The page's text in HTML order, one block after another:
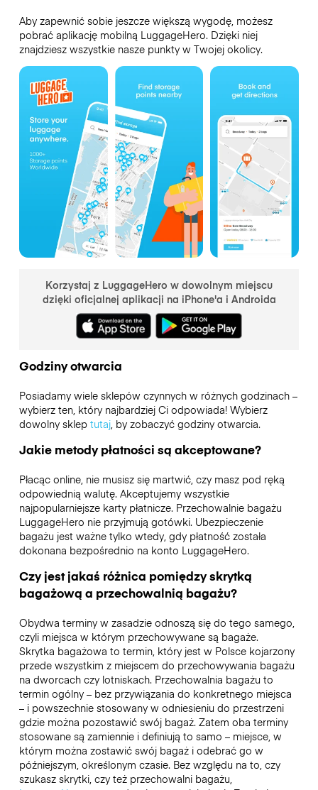
Aby zapewnić sobie jeszcze większą wygodę, możesz
pobrać aplikację mobilną LuggageHero. Dzięki niej
znajdziesz wszystkie nasze punkty w Twojej okolicy.
Korzystaj z LuggageHero w dowolnym miejscu
dzięki oficjalnej aplikacji na iPhone'a i Androida
Godziny otwarcia
Posiadamy wiele sklepów czynnych w różnych godzinach –
wybierz ten, który najbardziej Ci odpowiada! Wybierz
dowolny sklep tutaj, by zobaczyć godziny otwarcia.
Jakie metody płatności są akceptowane?
Płacąc online, nie musisz się martwić, czy masz pod ręką
odpowiednią walutę. Akceptujemy wszystkie
najpopularniejsze karty płatnicze. Przechowalnie bagażu
LuggageHero nie przyjmują gotówki. Ubezpieczenie
bagażu jest ważne tylko wtedy, gdy płatność została
dokonana bezpośrednio na konto LuggageHero.
Czy jest jakaś różnica pomiędzy skrytką
bagażową a przechowalnią bagażu?
Obydwa terminy w zasadzie odnoszą się do tego samego,
czyli miejsca w którym przechowywane są bagaże.
Skrytka bagażowa to termin, który jest w Polsce kojarzony
przede wszystkim z miejscem do przechowywania bagażu
na dworcach czy lotniskach. Przechowalnia bagażu to
termin ogólny – bez przywiązania do konkretnego miejsca
– i powszechnie stosowany w odniesieniu do przestrzeni
gdzie można pozostawić swój bagaż. Zatem oba terminy
stosowane są zamiennie i definiują to samo – miejsce, w
którym można zostawić swój bagaż i odebrać go w
późniejszym, określonym czasie. Bez względu na to, czy
szukasz skrytki, czy też przechowalni bagażu,